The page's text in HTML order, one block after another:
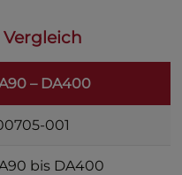
– DA400
001
bis DA400